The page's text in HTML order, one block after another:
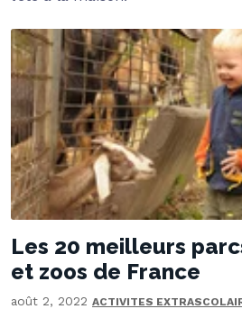
Les 20 meilleurs
et zoos de France
août 2, 2022 ACTIVITES